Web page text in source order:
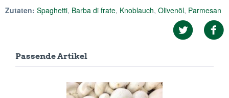
Zutaten: Spaghetti, Barba di frate, Knoblauch, Olivenöl, Parmesan
Passende Artikel